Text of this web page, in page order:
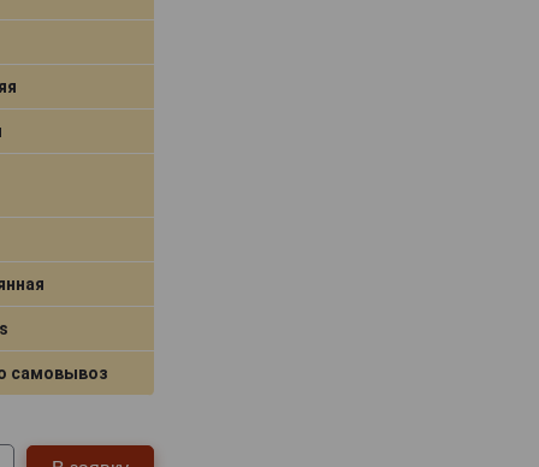
самовывоз